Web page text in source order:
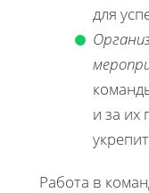
для
и за их
Работа в